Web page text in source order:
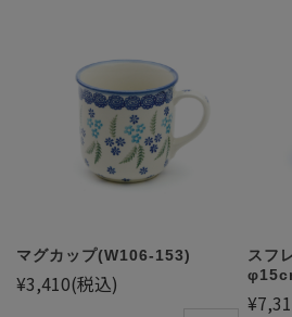
マグカップ(W106-153)
¥3,410(税込)
スフ